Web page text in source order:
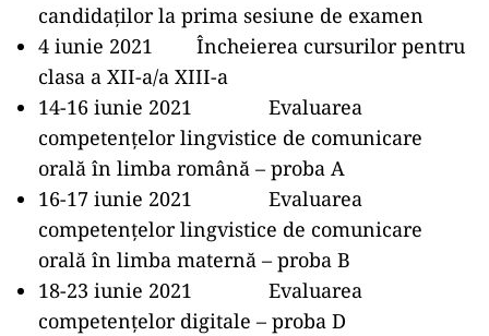
candidaților la prima sesiune de examen
4 iunie 2021 Încheierea cursurilor pentru
clasa a XII-a/a XIII-a
14-16 iunie 2021 Evaluarea
competențelor lingvistice de comunicare
orală în limba română – proba A
16-17 iunie 2021 Evaluarea
competențelor lingvistice de comunicare
orală în limba maternă – proba B
18-23 iunie 2021 Evaluarea
competențelor digitale – proba D